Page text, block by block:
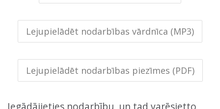
Lejupielādēt nodarbības vārdnīca (MP3)
Lejupielādēt nodarbības piezīmes (PDF)
Iegādājieties nodarbību, un tad varēsietto